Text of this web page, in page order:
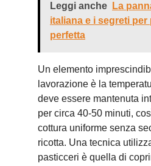
Leggi anche
La
italiana e i segreti per
perfetta
Un elemento
lavorazione è la
deve essere mantenuta
per circa 40-50 minuti,
cottura uniforme senza
ricotta. Una tecnica
pasticceri è quella di